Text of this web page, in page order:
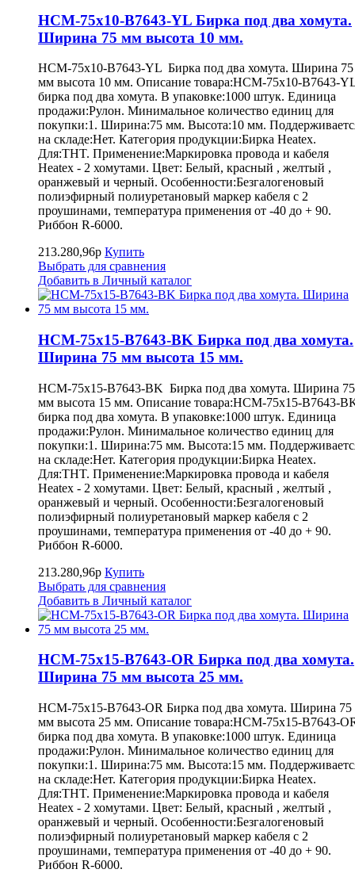
HCM-75x10-B7643-YL Бирка под два хомута.
Ширина 75 мм высота 10 мм.
HCM-75x10-B7643-YL Бирка под два хомута. Ширина 75
мм высота 10 мм. Описание товара:HCM-75x10-B7643-
бирка под два хомута. В упаковке:1000 штук. Единица
продажи:Рулон. Минимальное количество единиц для
покупки:1. Ширина:75 мм. Высота:10 мм.
на складе:Нет. Категория продукции:Бирка Heatex.
Для:THT. Применение:Маркировка провода и кабеля
Heatex - 2 хомутами. Цвет: Белый, красный , желтый ,
оранжевый и черный. Особенности:Безгалогеновый
полиэфирный полиуретановый маркер кабеля с 2
проушинами, температура применения от -40 до + 90.
Риббон R-6000.
213.280,96р Купить
Выбрать для сравнения
Добавить в Личный каталог
HCM-75x15-B7643-BK Бирка под два хомута.
Ширина 75 мм высота 15 мм.
HCM-75x15-B7643-BK Бирка под два хомута. Ширина 75
мм высота 15 мм. Описание товара:HCM-75x15-B7643-
бирка под два хомута. В упаковке:1000 штук. Единица
продажи:Рулон. Минимальное количество единиц для
покупки:1. Ширина:75 мм. Высота:15 мм.
на складе:Нет. Категория продукции:Бирка Heatex.
Для:THT. Применение:Маркировка провода и кабеля
Heatex - 2 хомутами. Цвет: Белый, красный , желтый ,
оранжевый и черный. Особенности:Безгалогеновый
полиэфирный полиуретановый маркер кабеля с 2
проушинами, температура применения от -40 до + 90.
Риббон R-6000.
213.280,96р Купить
Выбрать для сравнения
Добавить в Личный каталог
HCM-75x15-B7643-OR Бирка под два хомута.
Ширина 75 мм высота 25 мм.
HCM-75x15-B7643-OR Бирка под два хомута. Ширина 75
мм высота 25 мм. Описание товара:HCM-75x15-B7643-
бирка под два хомута. В упаковке:1000 штук. Единица
продажи:Рулон. Минимальное количество единиц для
покупки:1. Ширина:75 мм. Высота:15 мм.
на складе:Нет. Категория продукции:Бирка Heatex.
Для:THT. Применение:Маркировка провода и кабеля
Heatex - 2 хомутами. Цвет: Белый, красный , желтый ,
оранжевый и черный. Особенности:Безгалогеновый
полиэфирный полиуретановый маркер кабеля с 2
проушинами, температура применения от -40 до + 90.
Риббон R-6000.